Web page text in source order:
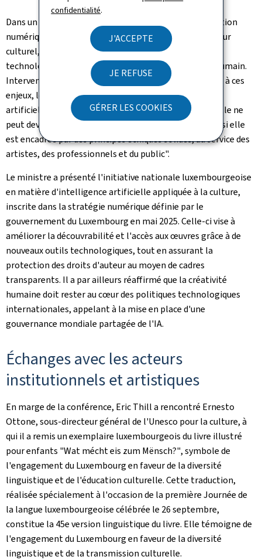
confidentialité.
J'ACCEPTE
JE REFUSE
GÉRER LES COOKIES
Dans un contexte marqué par l'essor de la transformation
numérique et de l'intelligence artificielle dans le secteur
culturel, le Luxembourg plaide pour une évolution
technologique responsable, éthique et centrée sur l'humain.
Intervenant dans les sessions thématiques consacrées à ces
enjeux, le ministre Thill a rappelé que "l'intelligence
artificielle doit servir l'humanité − non la remplacer. Elle ne
peut devenir un moteur d'enrichissement culturel que si elle
est encadrée par des principes éthiques solides, au service des
artistes, des professionnels et du public".
Le ministre a présenté l'initiative nationale luxembourgeoise
en matière d'intelligence artificielle appliquée à la culture,
inscrite dans la stratégie numérique définie par le
gouvernement du Luxembourg en mai 2025. Celle-ci vise à
améliorer la découvrabilité et l'accès aux œuvres grâce à de
nouveaux outils technologiques, tout en assurant la
protection des droits d'auteur au moyen de cadres
transparents. Il a par ailleurs réaffirmé que la créativité
humaine doit rester au cœur des politiques technologiques
internationales, appelant à la mise en place d'une
gouvernance mondiale partagée de l'IA.
Échanges avec les acteurs
institutionnels et artistiques
En marge de la conférence, Eric Thill a rencontré Ernesto
Ottone, sous-directeur général de l'Unesco pour la culture, à
qui il a remis un exemplaire luxembourgeois du livre illustré
pour enfants "Wat mécht eis zum Mënsch?", symbole de
l'engagement du Luxembourg en faveur de la diversité
linguistique et de l'éducation culturelle. Cette traduction,
réalisée spécialement à l'occasion de la première Journée de
la langue luxembourgeoise célébrée le 26 septembre,
constitue la 45e version linguistique du livre. Elle témoigne de
l'engagement du Luxembourg en faveur de la diversité
linguistique et de la transmission culturelle.